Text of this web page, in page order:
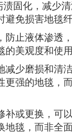
固化，减少
免损害地毯纤
止液体渗透
美观度和使用
少磨损和清
强的地毯，
或更换，可
毯，而非全